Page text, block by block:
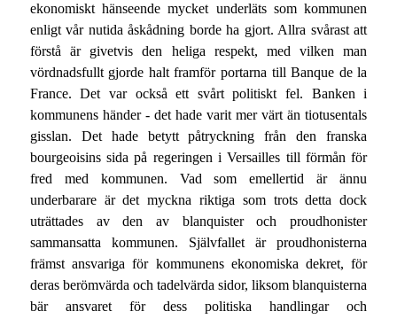
ekonomiskt hänseende mycket underläts som kommunen
enligt vår nutida åskådning borde ha gjort. Allra svårast att
förstå är givetvis den heliga respekt, med vilken man
vördnadsfullt gjorde halt framför portarna till Banque de la
France. Det var också ett svårt politiskt fel. Banken i
kommunens händer - det hade varit mer värt än tiotusentals
gisslan. Det hade betytt påtryckning från den franska
bourgeoisins sida på regeringen i Versailles till förmån för
fred med kommunen. Vad som emellertid är ännu
underbarare är det myckna riktiga som trots detta dock
uträttades av den av blanquister och proudhonister
sammansatta kommunen. Självfallet är proudhonisterna
främst ansvariga för kommunens ekonomiska dekret, för
deras berömvärda och tadelvärda sidor, liksom blanquisterna
bär ansvaret för dess politiska handlingar och